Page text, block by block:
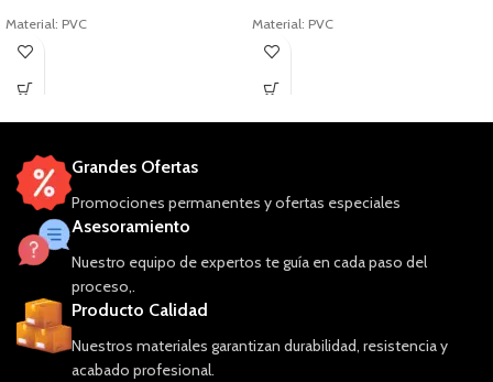
Material: PVC
Uso: Interior
Material: PVC
Uso: Interior
Grandes Ofertas
Promociones permanentes y ofertas especiales
Asesoramiento
Nuestro equipo de expertos te guía en cada paso del
proceso,.
Producto Calidad
Nuestros materiales garantizan durabilidad, resistencia y
acabado profesional.